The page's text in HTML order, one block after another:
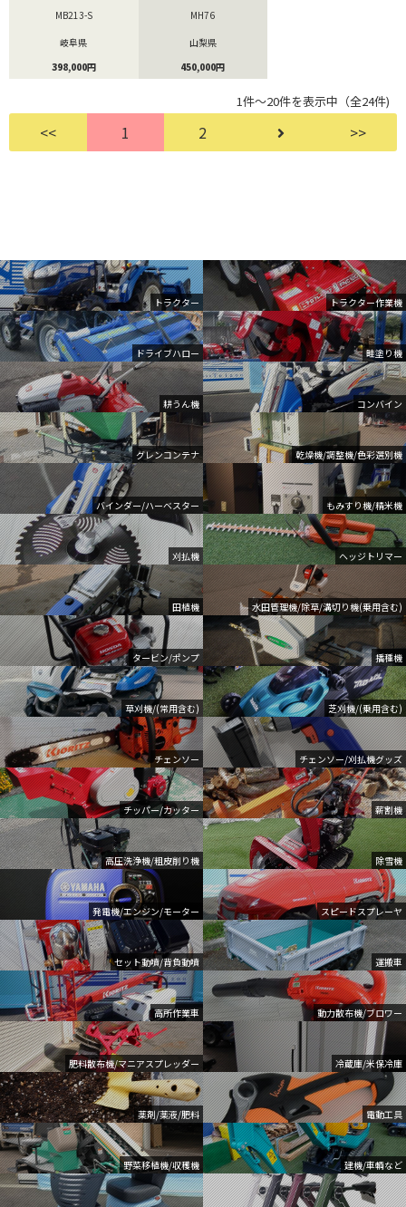
トラクター トラクター作業機
ドライブハロー 畦塗り機
耕うん機 コンバイン
グレンコンテナ 乾燥機/調整機/色彩選別機
バインダー/ハーベスター もみすり機/精米機
刈払機 ヘッジトリマー
田植機 水田管理機/除草/溝切り機(乗用含む)
タービン/ポンプ 播種機
草刈機/(常用含む) 芝刈機/(乗用含む)
チェンソー チェンソー/刈払機グッズ
チッパー/カッター 薪割機
高圧洗浄機/粗皮削り機 除雪機
発電機/エンジン/モーター スピードスプレーヤ
セット動噴/背負動噴 運搬車
高所作業車 動力散布機/ブロワー
肥料散布機/マニアスプレッダー 冷蔵庫/米保冷庫
薬剤/薬液/肥料 電動工具
野菜移植機/収穫機 建機/車輌など
MB213-S
岐阜県
398,000円
MH76
山梨県
450,000円
1件～20件を表示中（全24件)
<< 1 2 >>